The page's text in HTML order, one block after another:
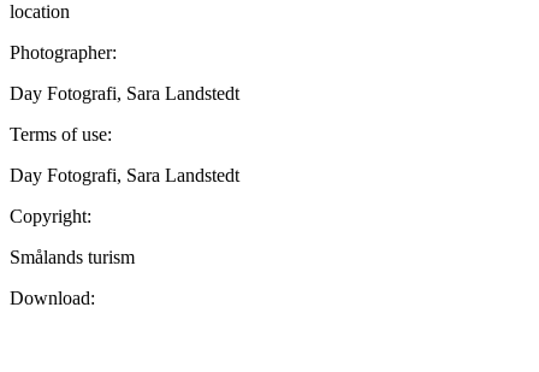
location
Photographer:
Day Fotografi, Sara Landstedt
Terms of use:
Day Fotografi, Sara Landstedt
Copyright:
Smålands turism
Download: